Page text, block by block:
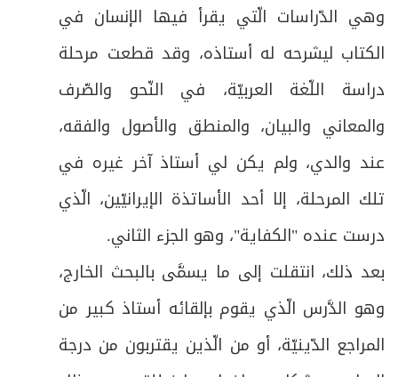
وهي الدّراسات الّتي يقرأ فيها الإنسان في
الكتاب ليشرحه له أستاذه، وقد قطعت مرحلة
دراسة اللّغة العربيّة، في النّحو والصّرف
والمعاني والبيان، والمنطق والأصول والفقه،
عند والدي، ولم يكن لي أستاذ آخر غيره في
تلك المرحلة، إلا أحد الأساتذة الإيرانيّين، الّذي
درست عنده "الكفاية"، وهو الجزء الثاني.
بعد ذلك، انتقلت إلى ما يسمَّى بالبحث الخارج،
وهو الدَّرس الّذي يقوم بإلقائه أستاذ كبير من
المراجع الدّينيّة، أو من الّذين يقتربون من درجة